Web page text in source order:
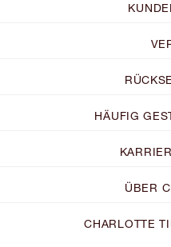
HÄUFIG
ÜBER
CHARLOTTE